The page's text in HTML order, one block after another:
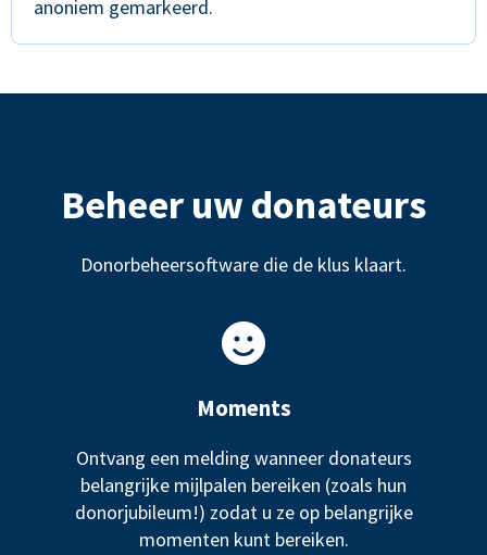
anoniem gemarkeerd.
Beheer uw donateurs
Donorbeheersoftware die de klus klaart.
Moments
Ontvang een melding wanneer donateurs
belangrijke mijlpalen bereiken (zoals hun
donorjubileum!) zodat u ze op belangrijke
momenten kunt bereiken.